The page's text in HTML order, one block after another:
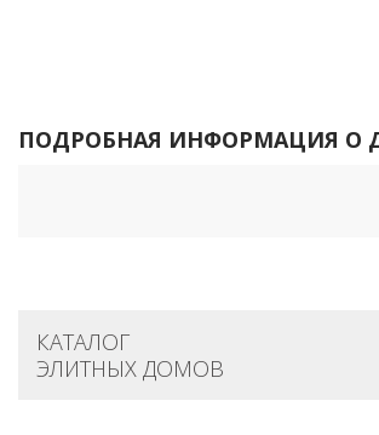
ПОДРОБНАЯ ИНФОРМАЦИЯ О
КАТАЛОГ
ЭЛИТНЫХ ДОМОВ